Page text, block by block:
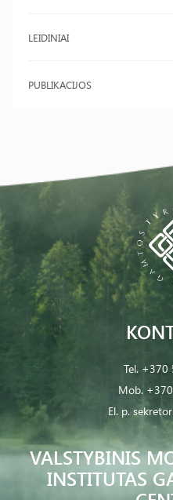
LEIDINIAI
PUBLIKACIJOS
VALSTYBINIS
INSTITUTAS
Tel. +370
Mob.
El. p.